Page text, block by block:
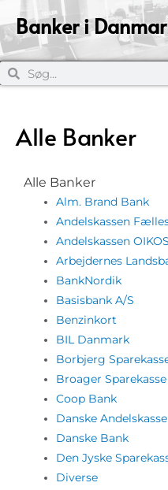
Banker i
Alle Banker
Alle Banker
Alm. Brand Bank
Andelskassen
Andelskassen OIKOS
Arbejdernes
BankNordik
Basisbank A/S
Benzinkort
BIL Danmark
Borbjerg
Broager Sparekasse
Coop Bank
Danske
Danske Bank
Den Jyske
Diverse